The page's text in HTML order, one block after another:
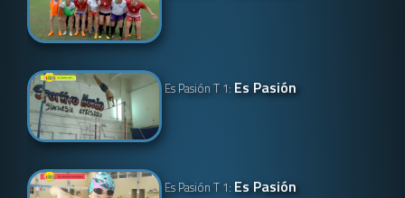
Es Pasión T 1: Es Pasión
Es Pasión T 1: Es Pasión